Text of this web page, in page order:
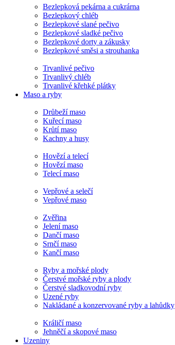
Bezlepková pekárna a cukrárna
Bezlepkový chléb
Bezlepkové slané pečivo
Bezlepkové sladké pečivo
Bezlepkové dorty a zákusky
Bezlepkové směsi a strouhanka
Trvanlivé pečivo
Trvanlivý chléb
Trvanlivé křehké plátky
Maso a ryby
Drůbeží maso
Kuřecí maso
Krůtí maso
Kachny a husy
Hovězí a telecí
Hovězí maso
Telecí maso
Vepřové a selečí
Vepřové maso
Zvěřina
Jelení maso
Dančí maso
Srnčí maso
Kančí maso
Ryby a mořské plody
Čerstvé mořské ryby a plody
Čerstvé sladkovodní ryby
Uzené ryby
Nakládané a konzervované ryby a lahůdky
Králičí maso
Jehněčí a skopové maso
Uzeniny